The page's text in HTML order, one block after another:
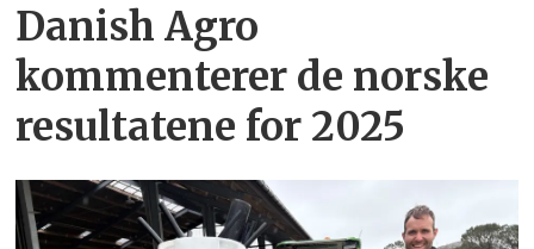
Danish Agro
kommenterer de norske
resultatene for 2025